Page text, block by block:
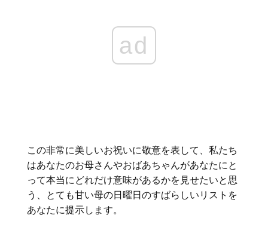
ad
この非常に美しいお祝いに敬意を表して、私たち
はあなたのお母さんやおばあちゃんがあなたにと
って本当にどれだけ意味があるかを見せたいと思
う、とても甘い母の日曜日のすばらしいリストを
あなたに提示します。